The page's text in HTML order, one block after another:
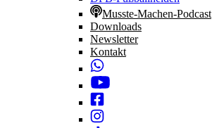
Musste-Machen-Podcast
Downloads
Newsletter
Kontakt